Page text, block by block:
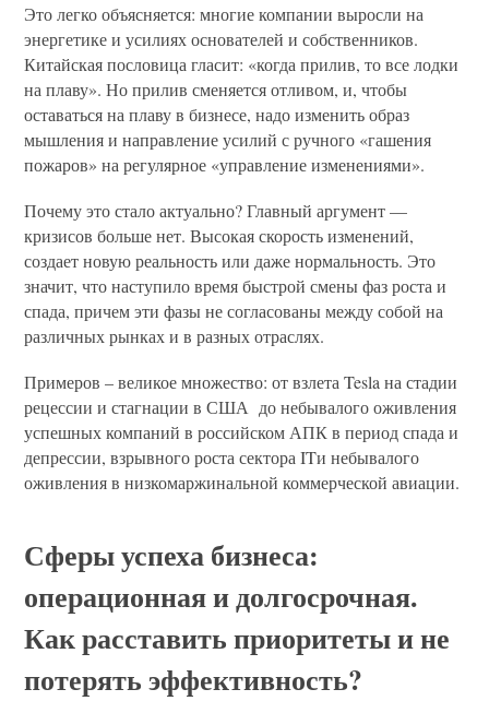
Это легко объясняется: многие компании выросли на
энергетике и усилиях основателей и собственников.
Китайская пословица гласит: «когда прилив, то все лодки
на плаву». Но прилив сменяется отливом, и, чтобы
оставаться на плаву в бизнесе, надо изменить образ
мышления и направление усилий с ручного «гашения
пожаров» на регулярное «управление изменениями».
Почему это стало актуально? Главный аргумент —
кризисов больше нет. Высокая скорость изменений,
создает новую реальность или даже нормальность. Это
значит, что наступило время быстрой смены фаз роста и
спада, причем эти фазы не согласованы между собой на
различных рынках и в разных отраслях.
Примеров – великое множество: от взлета Tesla на стадии
рецессии и стагнации в США до небывалого оживления
успешных компаний в российском АПК в период спада и
депрессии, взрывного роста сектора ITи небывалого
оживления в низкомаржинальной коммерческой авиации.
Сферы успеха бизнеса:
операционная и долгосрочная.
Как расставить приоритеты и не
потерять эффективность?